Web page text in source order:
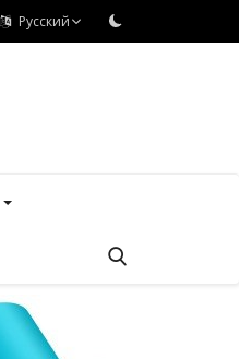
Русский